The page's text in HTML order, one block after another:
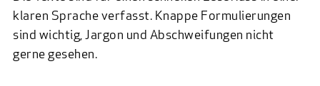
klaren Sprache verfasst. Knappe Formulierungen
sind wichtig, Jargon und Abschweifungen nicht
gerne gesehen.